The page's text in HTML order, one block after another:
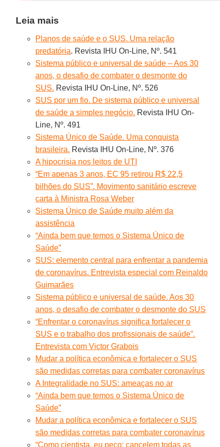
Leia mais
Planos de saúde e o SUS. Uma relação
predatória. Revista IHU On-Line, Nº. 541
Sistema público e universal de saúde – Aos 30
anos, o desafio de combater o desmonte do
SUS. Revista IHU On-Line, Nº. 526
SUS por um fio. De sistema público e universal
de saúde a simples negócio. Revista IHU On-
Line, Nº. 491
Sistema Único de Saúde. Uma conquista
brasileira. Revista IHU On-Line, Nº. 376
A hipocrisia nos leitos de UTI
“Em apenas 3 anos, EC 95 retirou R$ 22,5
bilhões do SUS”. Movimento sanitário escreve
carta à Ministra Rosa Weber
Sistema Único de Saúde muito além da
assistência
“Ainda bem que temos o Sistema Único de
Saúde”
SUS: elemento central para enfrentar a pandemia
de coronavírus. Entrevista especial com Reinaldo
Guimarães
Sistema público e universal de saúde. Aos 30
anos, o desafio de combater o desmonte do SUS
“Enfrentar o coronavírus significa fortalecer o
SUS e o trabalho dos profissionais de saúde”.
Entrevista com Victor Grabois
Mudar a política econômica e fortalecer o SUS
são medidas corretas para combater coronavírus
A Integralidade no SUS: ameaças no ar
“Ainda bem que temos o Sistema Único de
Saúde”
Mudar a política econômica e fortalecer o SUS
são medidas corretas para combater coronavírus
“Como cientista, eu peço: cancelem todas as